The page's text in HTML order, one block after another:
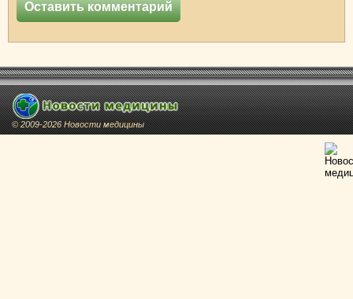
© 2009-2026 Новости медицины